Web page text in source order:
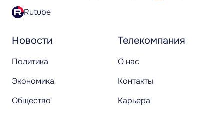
Новости
Политика
Экономика
Общество
Телекомпания
О нас
Контакты
Карьера
Rutube